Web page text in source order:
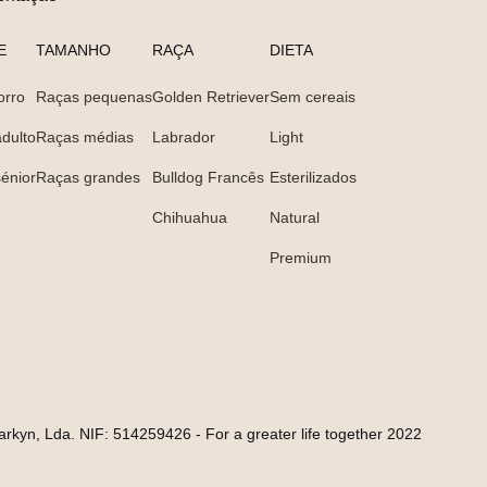
TAMANHO
Raças pequenas
Raças médias
Raças grandes
RAÇA
Golden Retriever
Labrador
Bulldog Francês
Chihuahua
DIETA
Sem cereais
Light
Esterilizados
Natural
Premium
Lda. NIF: 514259426 - For a greater life together 2022